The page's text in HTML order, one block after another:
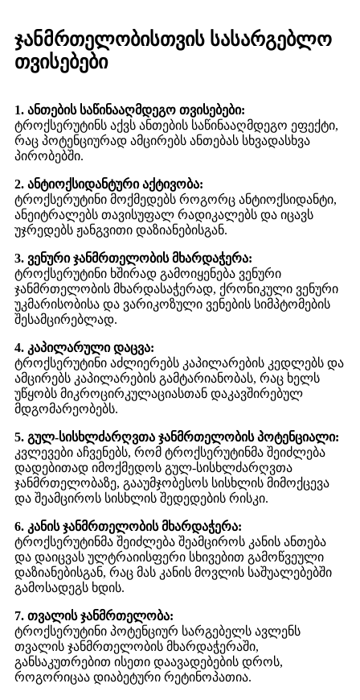
ჯანმრთელობისთვის სასარგებლო
თვისებები
1. ანთების საწინააღმდეგო თვისებები:
ტროქსერუტინს აქვს ანთების საწინააღმდეგო ეფექტი,
რაც პოტენციურად ამცირებს ანთებას სხვადასხვა
პირობებში.
2. ანტიოქსიდანტური აქტივობა:
ტროქსერუტინი მოქმედებს როგორც ანტიოქსიდანტი,
ანეიტრალებს თავისუფალ რადიკალებს და იცავს
უჯრედებს ჟანგვითი დაზიანებისგან.
3. ვენური ჯანმრთელობის მხარდაჭერა:
ტროქსერუტინი ხშირად გამოიყენება ვენური
ჯანმრთელობის მხარდასაჭერად, ქრონიკული ვენური
უკმარისობისა და ვარიკოზული ვენების სიმპტომების
შესამცირებლად.
4. კაპილარული დაცვა:
ტროქსერუტინი აძლიერებს კაპილარების კედლებს და
ამცირებს კაპილარების გამტარიანობას, რაც ხელს
უწყობს მიკროცირკულაციასთან დაკავშირებულ
მდგომარეობებს.
5. გულ-სისხლძარღვთა ჯანმრთელობის პოტენციალი:
კვლევები აჩვენებს, რომ ტროქსერუტინმა შეიძლება
დადებითად იმოქმედოს გულ-სისხლძარღვთა
ჯანმრთელობაზე, გააუმჯობესოს სისხლის მიმოქცევა
და შეამციროს სისხლის შედედების რისკი.
6. კანის ჯანმრთელობის მხარდაჭერა:
ტროქსერუტინმა შეიძლება შეამციროს კანის ანთება
და დაიცვას ულტრაიისფერი სხივებით გამოწვეული
დაზიანებისგან, რაც მას კანის მოვლის საშუალებებში
გამოსადეგს ხდის.
7. თვალის ჯანმრთელობა:
ტროქსერუტინი პოტენციურ სარგებელს ავლენს
თვალის ჯანმრთელობის მხარდაჭერაში,
განსაკუთრებით ისეთი დაავადებების დროს,
როგორიცაა დიაბეტური რეტინოპათია.